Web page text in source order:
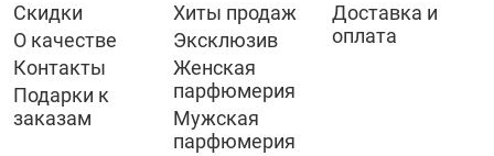
Скидки
О качестве
Контакты
Подарки к
заказам
Хиты продаж
Эксклюзив
Женская
парфюмерия
Мужская
парфюмерия
Доставка и
оплата